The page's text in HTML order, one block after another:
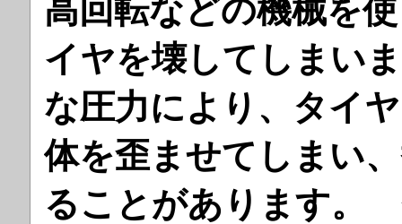
高回転などの機械を
イヤを壊してしまい
な圧力により、タイ
体を歪ませてしまい
ることがあります。